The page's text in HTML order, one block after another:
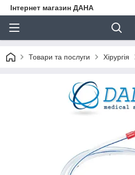
Інтернет магазин ДАНА
Товари та послуги Хірургія